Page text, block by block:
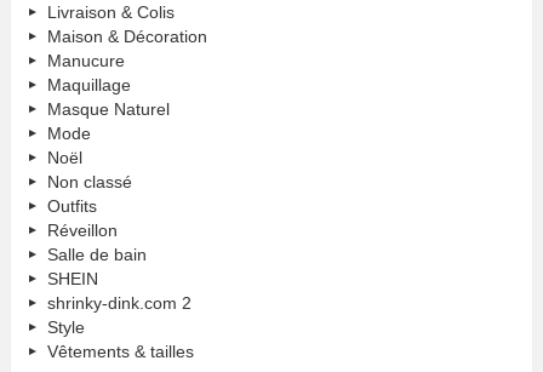
Livraison & Colis
Maison & Décoration
Manucure
Maquillage
Masque Naturel
Mode
Noël
Non classé
Outfits
Réveillon
Salle de bain
SHEIN
shrinky-dink.com 2
Style
Vêtements & tailles